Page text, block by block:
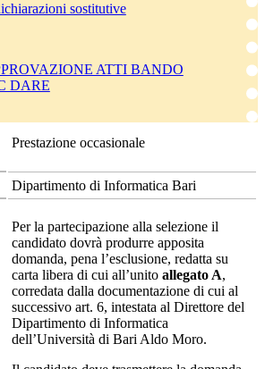
sostitutive
ATTI BANDO
DARE
Prestazione occasionale
Dipartimento di Informatica Bari
Per la partecipazione alla selezione il
candidato dovrà produrre apposita
domanda, pena l’esclusione, redatta su
carta libera di cui all’unito allegato A,
corredata dalla documentazione di cui al
successivo art. 6, intestata al Direttore del
Dipartimento di Informatica
dell’Università di Bari Aldo Moro.